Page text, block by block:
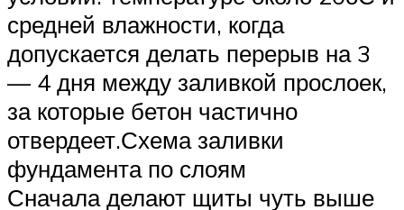
средней влажности, когда
допускается делать перерыв на 3
— 4 дня между заливкой прослоек,
за которые бетон частично
отвердеет.Схема заливки
фундамента по слоям
Сначала делают щиты чуть выше